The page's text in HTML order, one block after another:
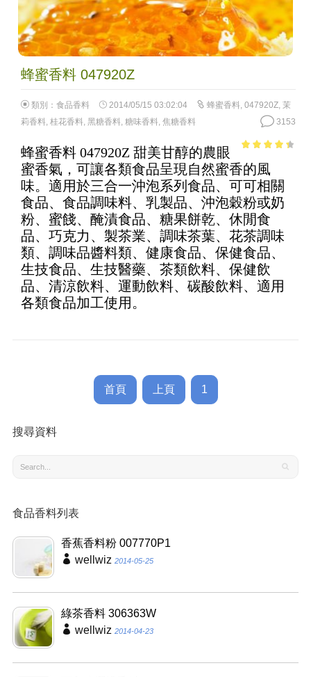
蜂蜜香料 047920Z
類別： 食品香料 2014/05/15 03:02:04 蜂蜜香料, 047920Z, 茉
莉香料, 桂花香料, 黑糖香料, 糖味香料, 焦糖香料 3153
of 5
蜂蜜香料 047920Z 甜美甘醇的農眼
蜜香氣，可讓各類食品呈現自然蜜香的風
味。適用於三合一沖泡系列食品、可可相關
食品、食品調味料、乳製品、沖泡穀粉或奶
粉、蜜餞、醃漬食品、糖果餅乾、休閒食
品、巧克力、製茶業、調味茶葉、花茶調味
類、調味品醬料類、健康食品、保健食品、
生技食品、生技醫藥、茶類飲料、保健飲
品、清涼飲料、運動飲料、碳酸飲料、適用
各類食品加工使用。
首頁 上頁 1
搜尋資料
食品香料列表
香蕉香料粉 007770P1
wellwiz 2014-05-25
綠茶香料 306363W
wellwiz 2014-04-23